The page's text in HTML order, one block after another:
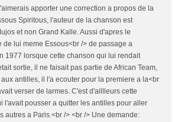
apporter une correction a propos de la
Spiritous, l'auteur de la chanson est
et non Grand Kalle. Aussi d'apres le
de lui meme Essous<br /> de passage a
1977 lorsque cette chanson qui lui rendait
sortie, il ne faisait pas partie de African Team,
antilles, il l'a ecouter pour la premiere a la<br
verser de larmes. C'est d'aillleurs cette
l'avait pousser a quitter les antilles pour aller
autres a Paris.<br /> <br /> Une demande: